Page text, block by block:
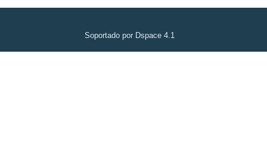
Soportado por Dspace 4.1